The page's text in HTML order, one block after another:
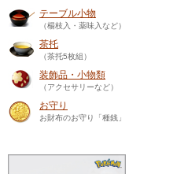
テーブル小物
（楊枝入・薬味入など）
茶托
（茶托5枚組）
装飾品・小物類
（アクセサリーなど）
お守り
お財布のお守り「種銭」